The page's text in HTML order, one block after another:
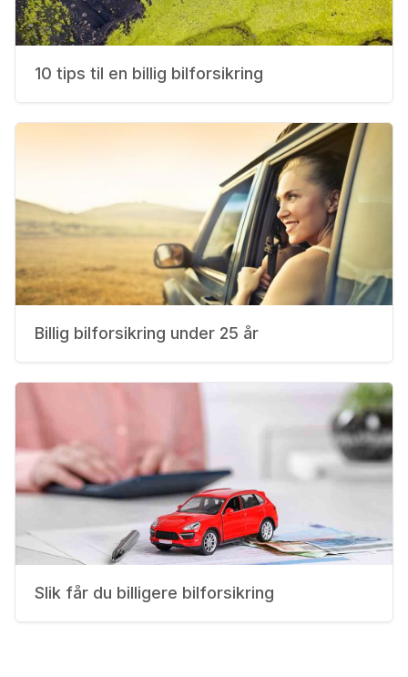
10 tips til en billig bilforsikring
Billig bilforsikring under 25 år
Slik får du billigere bilforsikring